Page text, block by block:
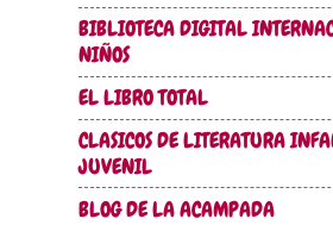
BIBLIOTECA DIGITAL
NIÑOS
EL LIBRO TOTAL
CLASICOS DE LITERATURA
JUVENIL
BLOG DE LA ACAMPADA